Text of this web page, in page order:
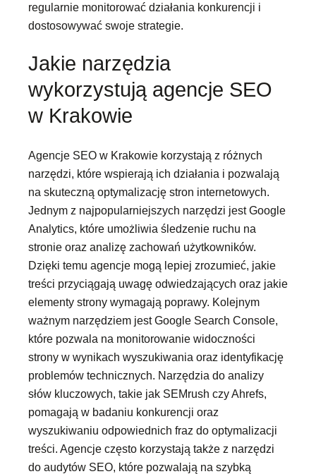
regularnie monitorować działania konkurencji i
dostosowywać swoje strategie.
Jakie narzędzia
wykorzystują agencje SEO
w Krakowie
Agencje SEO w Krakowie korzystają z różnych
narzędzi, które wspierają ich działania i pozwalają
na skuteczną optymalizację stron internetowych.
Jednym z najpopularniejszych narzędzi jest Google
Analytics, które umożliwia śledzenie ruchu na
stronie oraz analizę zachowań użytkowników.
Dzięki temu agencje mogą lepiej zrozumieć, jakie
treści przyciągają uwagę odwiedzających oraz jakie
elementy strony wymagają poprawy. Kolejnym
ważnym narzędziem jest Google Search Console,
które pozwala na monitorowanie widoczności
strony w wynikach wyszukiwania oraz identyfikację
problemów technicznych. Narzędzia do analizy
słów kluczowych, takie jak SEMrush czy Ahrefs,
pomagają w badaniu konkurencji oraz
wyszukiwaniu odpowiednich fraz do optymalizacji
treści. Agencje często korzystają także z narzędzi
do audytów SEO, które pozwalają na szybką